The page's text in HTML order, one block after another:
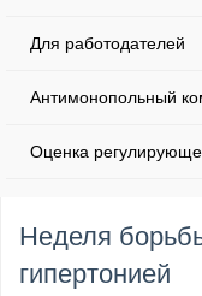
Для работодателей
Антимонопольный
Оценка
Неделя
гипертонией